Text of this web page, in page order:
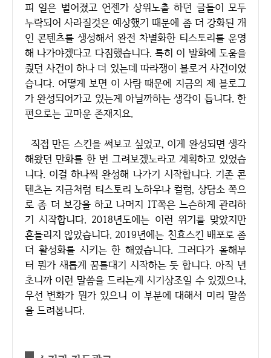
피 일은 벌어졌고 언젠가 상위노출 하던 글들이 모두
누락되어 사라질것은 예상했기 때문에 좀 더 강화된 개
인 콘텐츠를 생성해서 완전 차별화한 티스토리를 운영
해 나가야겠다고 다짐했습니다. 특히 이 발화에 도움을
줬던 사건이 하나 더 있는데 따라쟁이 블로거 사건이었
습니다. 어떻게 보면 이 사람 때문에 지금의 제 블로그
가 완성되어가고 있는게 아닐까하는 생각이 듭니다. 한
편으로는 고마운 존재지요.
직접 만든 스킨을 써보고 싶었고, 이게 완성되면 생각
해왔던 만화를 한 번 그려보겠노라고 계획하고 있었습
니다. 이걸 하나씩 완성해 나가기 시작합니다. 기존 콘
텐츠는 지금처럼 티스토리 노하우나 컬럼, 상담소 쪽으
로 좀 더 보강을 하고 나머지 IT쪽은 느슨하게 관리하
기 시작합니다. 2018년도에는 이런 위기를 맞았지만
흔들리지 않았습니다. 2019년에는 친효스킨 배포로 좀
더 활성화를 시키는 한 해였습니다. 그러다가 올해부
터 뭔가 새롭게 꿈틀대기 시작하는 듯 합니다. 아직 년
초니까 이런 말씀을 드리는게 시기상조일 수 있겠으나,
우선 변화가 뭔가 있으니 이 부분에 대해서 미리 말씀
을 드려봅니다.